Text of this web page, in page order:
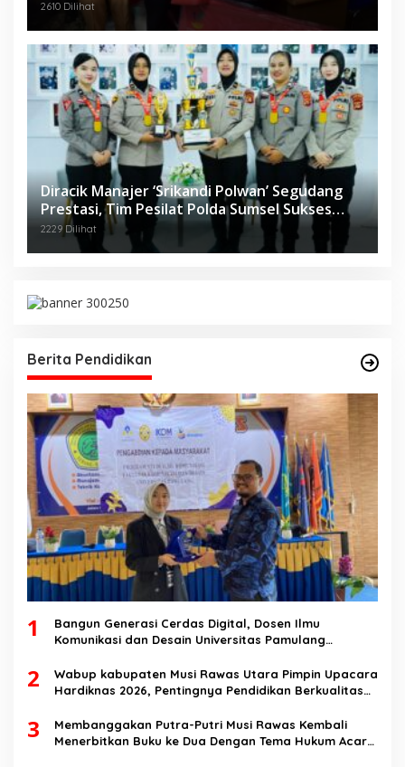
2610 Dilihat
Diracik Manajer ‘Srikandi Polwan’ Segudang
Prestasi, Tim Pesilat Polda Sumsel Sukses
Diajang Kejurnas Menpora Cup II 2024
2229 Dilihat
Berita Pendidikan
1
Bangun Generasi Cerdas Digital, Dosen Ilmu
Komunikasi dan Desain Universitas Pamulang
Speech di SMK Ikhlas Jawilan
2
Wabup kabupaten Musi Rawas Utara Pimpin Upacara
Hardiknas 2026, Pentingnya Pendidikan Berkualitas
3
Membanggakan Putra-Putri Musi Rawas Kembali
Menerbitkan Buku ke Dua Dengan Tema Hukum Acara